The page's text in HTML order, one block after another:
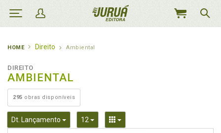
MEU
HOME Direito Ambiental
DIREITO
AMBIENTAL
295 obras disponíveis
Dt. Lançamento Toggle Dropdown
12 Toggle DropdownToggle Dropdown